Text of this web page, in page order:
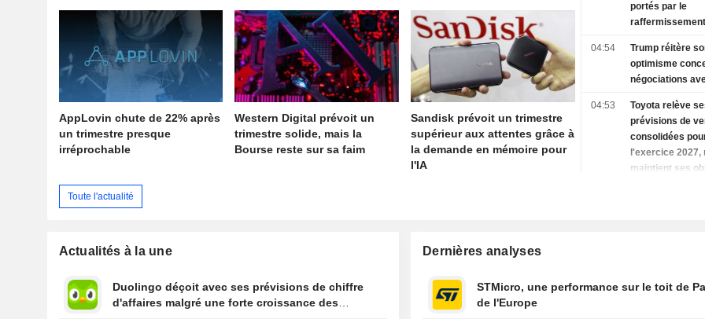
AppLovin chute de 22% après
un trimestre presque
irréprochable
Western Digital prévoit un
trimestre solide, mais la
Bourse reste sur sa faim
Sandisk prévoit un trimestre
supérieur aux attentes grâce à
la demande en mémoire pour
l'IA
portés par le
04:54
Trump réitère
optimisme
négociations
04:53
Toyota relève
prévisions de
consolidées
l'exercice 2027,
maintient ses
Toute l'actualité
Actualités à la une
Duolingo déçoit avec ses prévisions de chiffre
d'affaires malgré une forte croissance des
Dernières analyses
STMicro, une performance sur le toit de
de l'Europe